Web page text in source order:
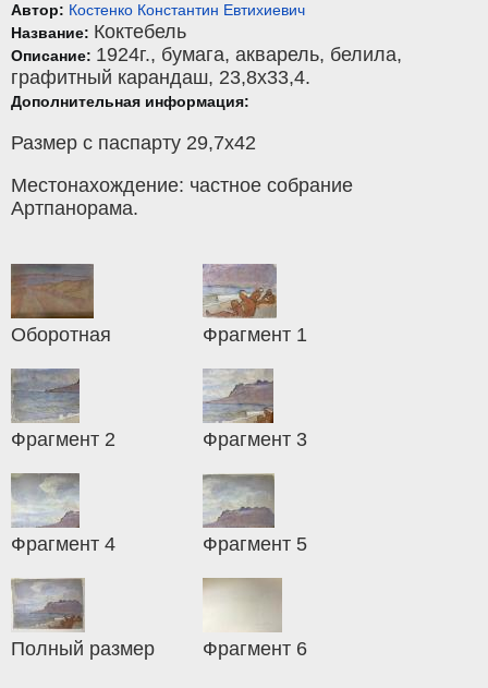
Автор: Костенко Константин Евтихиевич
Название: Коктебель
Описание: 1924г., бумага, акварель, белила,
графитный карандаш, 23,8x33,4.
Дополнительная информация:
Размер с паспарту 29,7х42
Местонахождение: частное собрание
Артпанорама.
Оборотная Фрагмент 1
Фрагмент 2 Фрагмент 3
Фрагмент 4 Фрагмент 5
Полный размер Фрагмент 6